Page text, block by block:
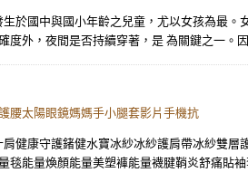
於國中與國小年齡之兒童，尤以女孩為最
度外，夜間是否持續穿著，是 為關鍵之一。
腰太陽眼鏡媽媽手小腿套影片手機抗
健康守護鍺健水寶冰紗冰紗護肩帶冰紗雙
毯能量煥顏能量美塑褲能量襪腱鞘炎舒痛貼